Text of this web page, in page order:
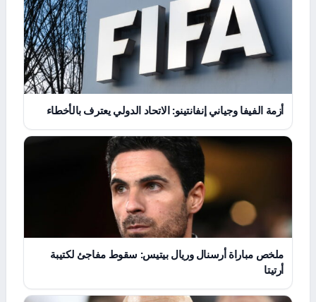
أزمة الفيفا وجياني إنفانتينو: الاتحاد الدولي يعترف بالأخطاء
ملخص مباراة أرسنال وريال بيتيس: سقوط مفاجئ لكتيبة
أرتيتا